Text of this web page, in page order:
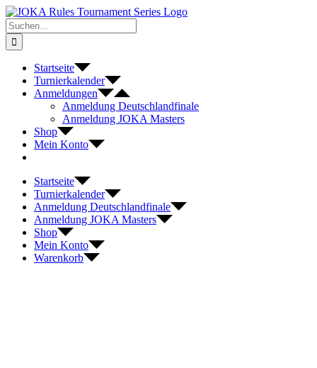
Zum
Inhalt
springen
Suche
nach:
Startseite
Turnierkalender
Anmeldungen
Anmeldung Deutschlandfinale
Anmeldung JOKA Masters
Shop
Mein Konto
Startseite
Turnierkalender
Anmeldung Deutschlandfinale
Anmeldung JOKA Masters
Shop
Mein Konto
Warenkorb